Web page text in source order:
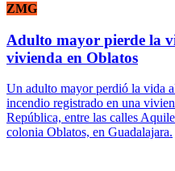
ZMG
Adulto mayor pierde la
vivienda en Oblatos
Un adulto mayor perdió la vida
incendio registrado en una
República, entre las calles
colonia Oblatos, en Guadalajara.